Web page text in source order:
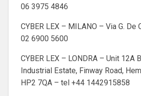
06 3975 4846
CYBER LEX – MILANO – Via G. De
02 6900 5600
CYBER LEX – LONDRA – Unit 12A
Industrial Estate, Finway Road,
HP2 7QA – tel +44 1442915858